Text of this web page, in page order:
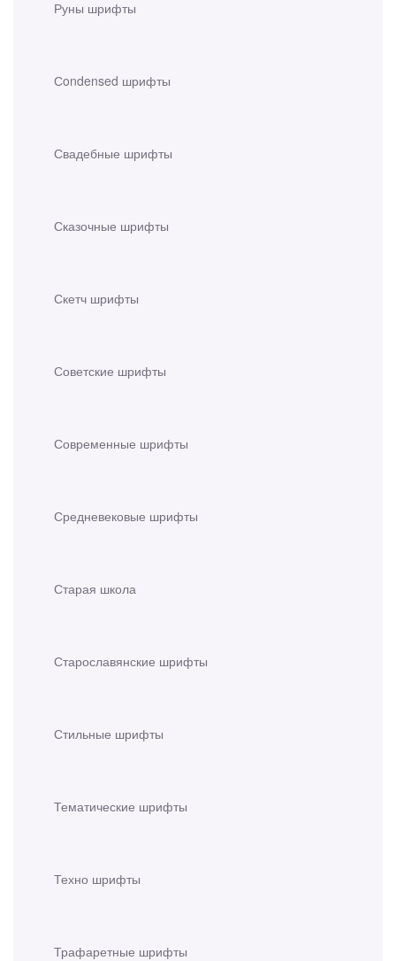
Руны шрифты
Сondensed шрифты
Свадебные шрифты
Сказочные шрифты
Скетч шрифты
Советские шрифты
Современные шрифты
Средневековые шрифты
Старая школа
Старославянские шрифты
Стильные шрифты
Тематические шрифты
Техно шрифты
Трафаретные шрифты